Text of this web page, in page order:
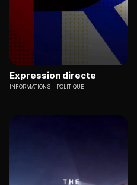
Expression directe
INFORMATIONS POLITIQUE